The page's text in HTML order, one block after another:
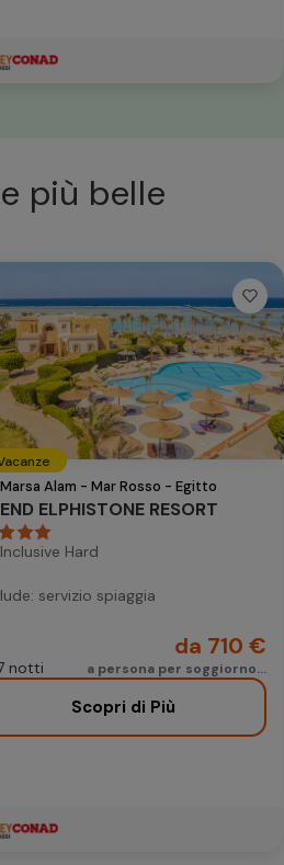
più belle
Marsa Alam - Mar Rosso - Egitto
ELPHISTONE RESORT
Hard
servizio spiaggia
notti
da 710 €
a persona per soggiorno...
Scopri di Più